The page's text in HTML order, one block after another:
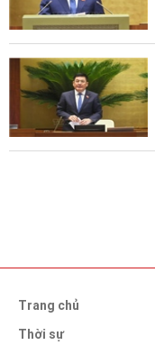
Trang chủ
Thời sự